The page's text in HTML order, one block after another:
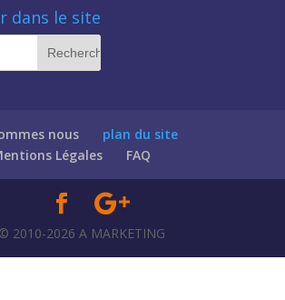
dans le site
nous
plan du site
Légales
FAQ
© 2010-2026 A MARKETING